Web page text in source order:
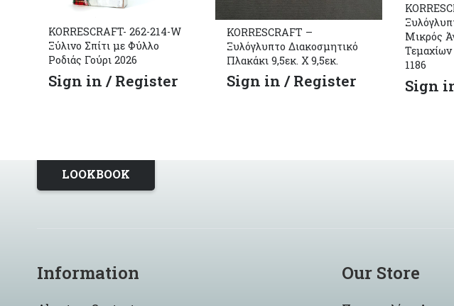
KORRESCRAFT- 262-214-W
Ξύλινο Σπίτι με Φύλλο
Ροδιάς Γούρι 2026
Sign in / Register
KORRESCRAFT –
Ξυλόγλυπτο Διακοσμητικό
Πλακάκι 9,5εκ. Χ 9,5εκ.
Sign in / Register
Μικρός
1186
Sign
LOOKBOOK
Information Our Store